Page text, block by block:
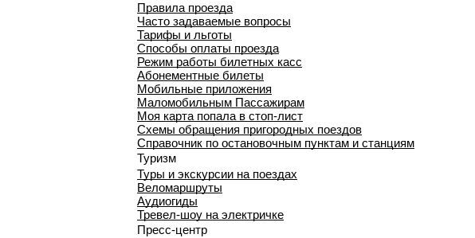
Правила проезда
Часто задаваемые вопросы
Тарифы и льготы
Способы оплаты проезда
Режим работы билетных касс
Абонементные билеты
Мобильные приложения
Маломобильным Пассажирам
Моя карта попала в стоп-лист
Cхемы обращения пригородных поездов
Справочник по остановочным пунктам и станциям
Туризм
Туры и экскурсии на поездах
Веломаршруты
Аудиогиды
Тревел-шоу на электричке
Пресс-центр